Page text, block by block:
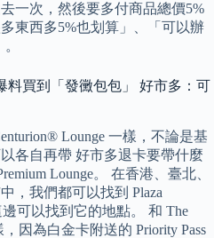
一次，然後要多付商品總價5%
東西多5%也划算」、「可以辦
料買到「發黴包包」 好市多：可
Lounge 一樣，不論是基
各自再帶 好市多退卡要帶什麼
Lounge。 在香港、臺北、
，我們都可以找到 Plaza
可以找到它的地點。 和 The
因為白金卡附送的 Priority Pass